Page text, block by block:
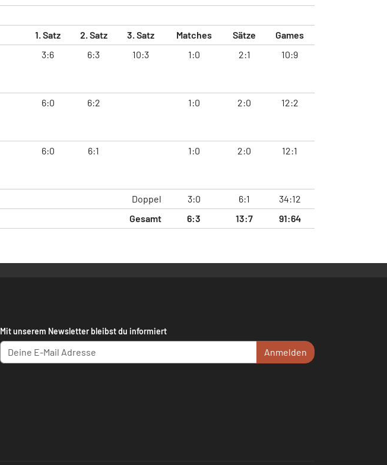
1. Satz 2. Satz 3. Satz Matches Sätze Games
3:6 6:3 10:3 1:0 2:1 10:9
6:0 6:2 1:0 2:0 12:2
6:0 6:1 1:0 2:0 12:1
Doppel 3:0 6:1
34:12
Gesamt
6:3 13:7 91:64
Mit unserem Newsletter bleibst du informiert
Anmelden